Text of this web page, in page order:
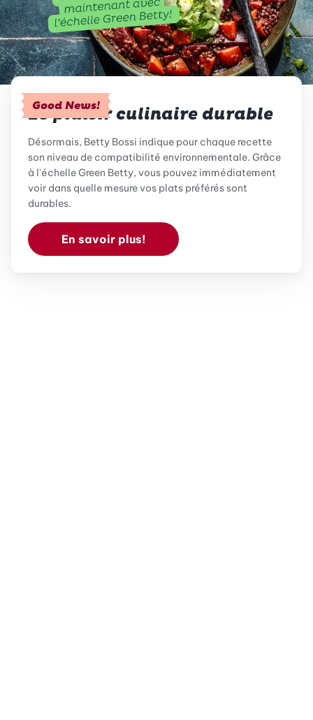
Good News!
Le plaisir culinaire durable
Désormais, Betty Bossi indique pour chaque recette
son niveau de compatibilité environnementale. Grâce
à l'échelle Green Betty, vous pouvez immédiatement
voir dans quelle mesure vos plats préférés sont
durables.
En savoir plus!